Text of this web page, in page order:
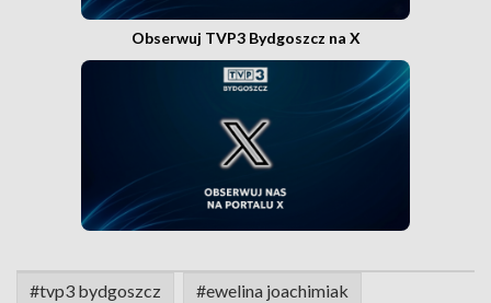
Obserwuj TVP3 Bydgoszcz na X
#tvp3 bydgoszcz #ewelina joachimiak